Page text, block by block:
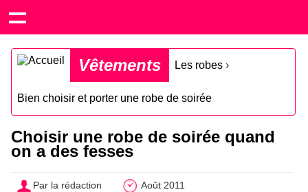
Vêtements Les robes ›
Bien choisir et porter une robe de soirée
Choisir une robe de soirée quand
on a des fesses
Par la rédaction Août 2011